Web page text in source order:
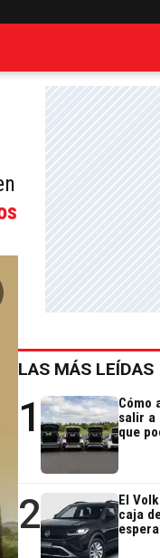
LAS MÁS LEÍDAS
1
Cómo
salir a
que
2
El
caja